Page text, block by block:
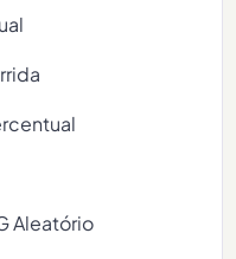
Aleatório